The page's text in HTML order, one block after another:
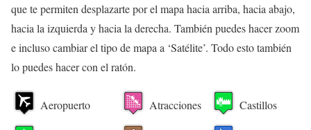
que te permiten desplazarte por el mapa hacia arriba, hacia abajo,
hacia la izquierda y hacia la derecha. También puedes hacer zoom
e incluso cambiar el tipo de mapa a ‘Satélite’. Todo esto también
lo puedes hacer con el ratón.
Aeropuerto Atracciones Castillos